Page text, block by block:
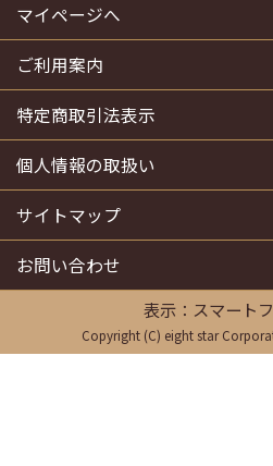
マイページへ
ご利用案内
特定商取引法表示
個人情報の取扱い
サイトマップ
お問い合わせ
表示：スマート
Copyright (C) eight star